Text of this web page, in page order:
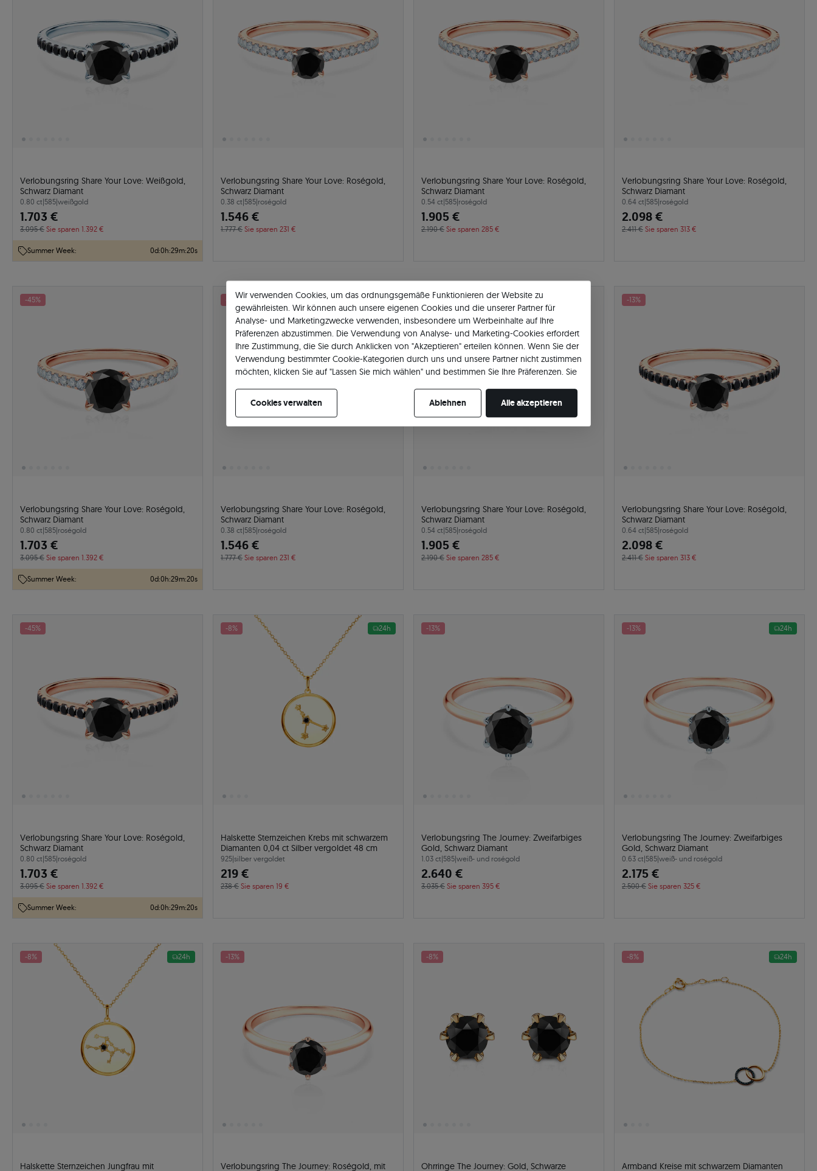
Verlobungsring Share Your Love: Weißgold,
Schwarz Diamant
0.80 ct|585|weißgold
1.703 €
3.095 € Sie sparen 1.392 €
Summer Week: 0d:0h:29m:19s
Verlobungsring Share Your Love: Roségold,
Schwarz Diamant
0.38 ct|585|roségold
1.546 €
1.777 € Sie sparen 231 €
Verlobungsring Share Your Love: Roségold,
Schwarz Diamant
0.54 ct|585|roségold
1.905 €
2.190 € Sie sparen 285 €
Verlobungsring Share Your Love: Roségold,
Schwarz Diamant
0.64 ct|585|roségold
2.098 €
2.411 € Sie sparen 313 €
-45%
Verlobungsring Share Your Love: Roségold,
Schwarz Diamant
0.80 ct|585|roségold
1.703 €
3.095 € Sie sparen 1.392 €
Summer Week: 0d:0h:29m:19s
-13% 24h
Verlobungsring Share Your Love: Roségold,
Schwarz Diamant
0.38 ct|585|roségold
1.546 €
1.777 € Sie sparen 231 €
-13%
Verlobungsring Share Your Love: Roségold,
Schwarz Diamant
0.54 ct|585|roségold
1.905 €
2.190 € Sie sparen 285 €
-13%
Verlobungsring Share Your Love: Roségold,
Schwarz Diamant
0.64 ct|585|roségold
2.098 €
2.411 € Sie sparen 313 €
-45%
Verlobungsring Share Your Love: Roségold,
Schwarz Diamant
0.80 ct|585|roségold
1.703 €
3.095 € Sie sparen 1.392 €
Summer Week: 0d:0h:29m:19s
-8% 24h
Halskette Sternzeichen Krebs mit schwarzem
Diamanten 0,04 ct Silber vergoldet 48 cm
925|silber vergoldet
219 €
238 € Sie sparen 19 €
-13%
Verlobungsring The Journey: Zweifarbiges
Gold, Schwarz Diamant
1.03 ct|585|weiß- und roségold
2.640 €
3.035 € Sie sparen 395 €
-13% 24h
Verlobungsring The Journey: Zweifarbiges
Gold, Schwarz Diamant
0.63 ct|585|weiß- und roségold
2.175 €
2.500 € Sie sparen 325 €
-8% 24h
Halskette Sternzeichen Jungfrau mit
-13%
Verlobungsring The Journey: Roségold, mit
-8%
Ohrringe The Journey: Gold, Schwarze
-8% 24h
Armband Kreise mit schwarzem Diamanten
Wir verwenden Cookies, um das ordnungsgemäße Funktionieren der Website zu
gewährleisten. Wir können auch unsere eigenen Cookies und die unserer Partner für
Analyse- und Marketingzwecke verwenden, insbesondere um Werbeinhalte auf Ihre
Präferenzen abzustimmen. Die Verwendung von Analyse- und Marketing-Cookies erfordert
Ihre Zustimmung, die Sie durch Anklicken von "Akzeptieren" erteilen können. Wenn Sie der
Verwendung bestimmter Cookie-Kategorien durch uns und unsere Partner nicht zustimmen
möchten, klicken Sie auf "Lassen Sie mich wählen" und bestimmen Sie Ihre Präferenzen. Sie
Cookies verwalten
Ablehnen Alle akzeptieren